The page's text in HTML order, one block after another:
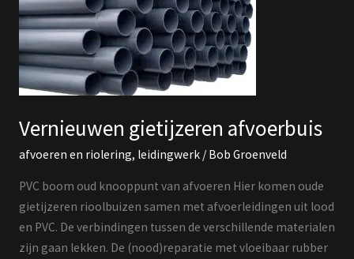
Vernieuwen gietijzeren afvoerbuis
afvoeren en riolering, leidingwerk/ Bob Groenveld
PVC boom oud knooppunt van afvoeren Hier komen oude
gietijzeren rioolbuizen samen met afvoerleidingen uit lood
en PVC. De verbindingen tussen de verschillende materialen
zijn gaan lekken. De (nood)reparatie met vloeibaar rubber